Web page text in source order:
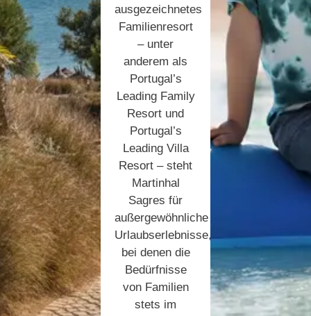
ausgezeichnetes
Familienresort
– unter
anderem als
Portugal’s
Leading Family
Resort und
Portugal’s
Leading Villa
Resort – steht
Martinhal
Sagres für
außergewöhnliche
Urlaubserlebnisse,
bei denen die
Bedürfnisse
von Familien
stets im